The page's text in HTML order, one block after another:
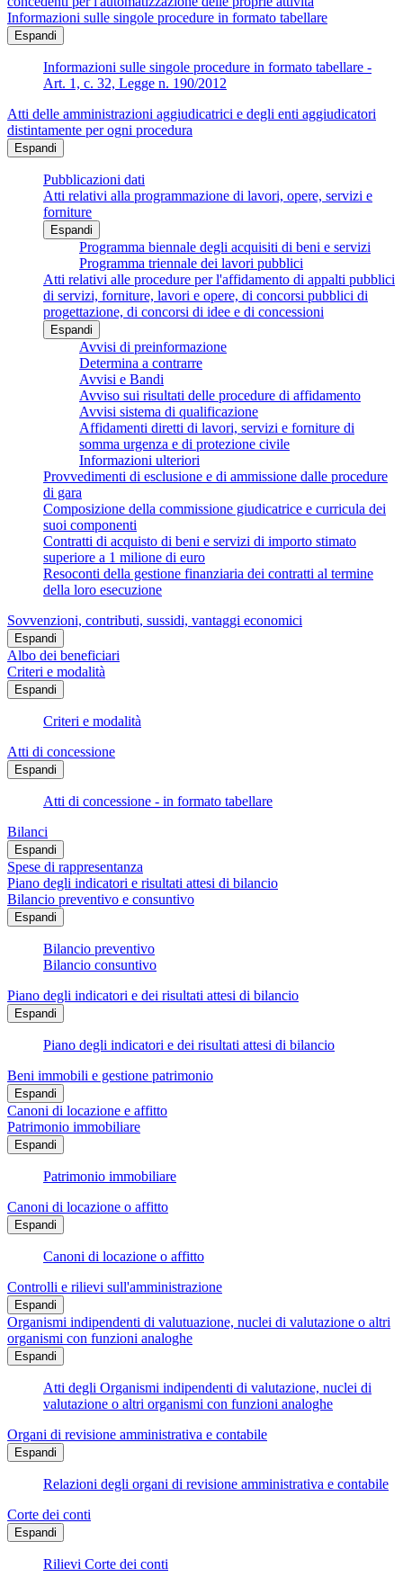
Informazioni sulle singole procedure in formato tabellare
Espandi
Informazioni sulle singole procedure in formato tabellare -
Art. 1, c. 32, Legge n. 190/2012
Atti delle amministrazioni aggiudicatrici e degli enti aggiudicatori
distintamente per ogni procedura
Espandi
Pubblicazioni dati
Atti relativi alla programmazione di lavori, opere, servizi e
forniture
Espandi
Programma biennale degli acquisiti di beni e servizi
Programma triennale dei lavori pubblici
Atti relativi alle procedure per l'affidamento di appalti pubblici
di servizi, forniture, lavori e opere, di concorsi pubblici di
progettazione, di concorsi di idee e di concessioni
Espandi
Avvisi di preinformazione
Determina a contrarre
Avvisi e Bandi
Avviso sui risultati delle procedure di affidamento
Avvisi sistema di qualificazione
Affidamenti diretti di lavori, servizi e forniture di
somma urgenza e di protezione civile
Informazioni ulteriori
Provvedimenti di esclusione e di ammissione dalle procedure
di gara
Composizione della commissione giudicatrice e curricula dei
suoi componenti
Contratti di acquisto di beni e servizi di importo stimato
superiore a 1 milione di euro
Resoconti della gestione finanziaria dei contratti al termine
della loro esecuzione
Sovvenzioni, contributi, sussidi, vantaggi economici
Espandi
Albo dei beneficiari
Criteri e modalità
Espandi
Criteri e modalità
Atti di concessione
Espandi
Atti di concessione - in formato tabellare
Bilanci
Espandi
Spese di rappresentanza
Piano degli indicatori e risultati attesi di bilancio
Bilancio preventivo e consuntivo
Espandi
Bilancio preventivo
Bilancio consuntivo
Piano degli indicatori e dei risultati attesi di bilancio
Espandi
Piano degli indicatori e dei risultati attesi di bilancio
Beni immobili e gestione patrimonio
Espandi
Canoni di locazione e affitto
Patrimonio immobiliare
Espandi
Patrimonio immobiliare
Canoni di locazione o affitto
Espandi
Canoni di locazione o affitto
Controlli e rilievi sull'amministrazione
Espandi
Organismi indipendenti di valutuazione, nuclei di valutazione o altri
organismi con funzioni analoghe
Espandi
Atti degli Organismi indipendenti di valutazione, nuclei di
valutazione o altri organismi con funzioni analoghe
Organi di revisione amministrativa e contabile
Espandi
Relazioni degli organi di revisione amministrativa e contabile
Corte dei conti
Espandi
Rilievi Corte dei conti